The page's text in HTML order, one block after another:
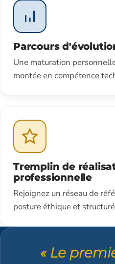
Parcours
Une maturation
montée en compétence
Tremplin de
professionnelle
Rejoignez un réseau de
posture éthique et
« Le